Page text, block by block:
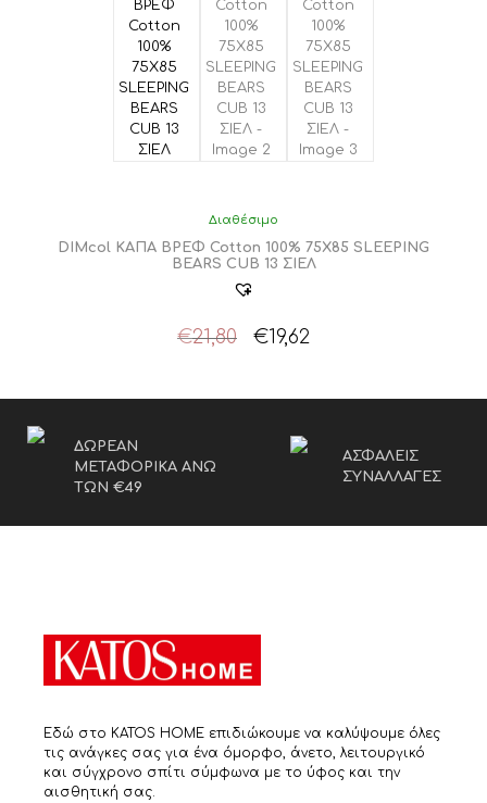
Διαθέσιμο
DIMcol ΚΑΠΑ ΒΡΕΦ Cotton 100% 75X85 SLEEPING
BEARS CUB 13 ΣΙΕΛ
€21,80
Original
€19,62
ΔΩΡΕΑΝ
ΜΕΤΑΦΟΡΙΚΑ ΑΝΩ
ΤΩΝ €49
ΑΣΦΑΛΕΙΣ
ΣΥΝΑΛΛΑΓΕΣ
Εδώ στο KATOS HOME επιδιώκουμε να καλύψουμε όλες
τις ανάγκες σας για ένα όμορφο, άνετο, λειτουργικό
και σύγχρονο σπίτι σύμφωνα με το ύφος και την
αισθητική σας.